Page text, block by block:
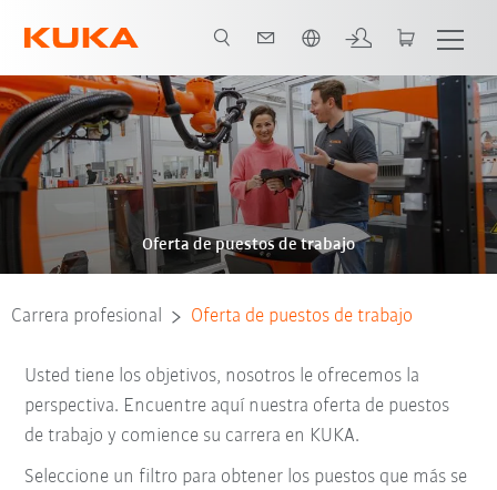
Oferta de puestos de trabajo
Carrera profesional Oferta de puestos de trabajo
Usted tiene los objetivos, nosotros le ofrecemos la
perspectiva. Encuentre aquí nuestra oferta de puestos
de trabajo y comience su carrera en KUKA.
Seleccione un filtro para obtener los puestos que más se